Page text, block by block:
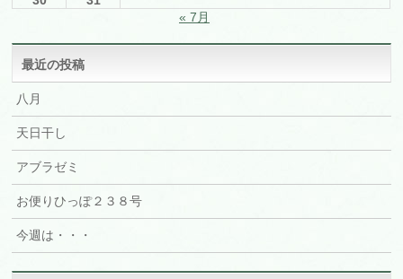
« 7月
最近の投稿
八月
天日干し
アブラゼミ
お便りひっぽ２３８号
今週は・・・